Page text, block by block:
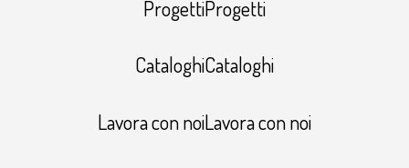
ProgettiProgetti
CataloghiCataloghi
Lavora con noiLavora con noi